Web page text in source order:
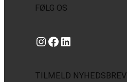
FØLG OS
Instagram https://www.facebook.com/danishbeachvolleytour LinkedIn
TILMELD NYHEDSBREV